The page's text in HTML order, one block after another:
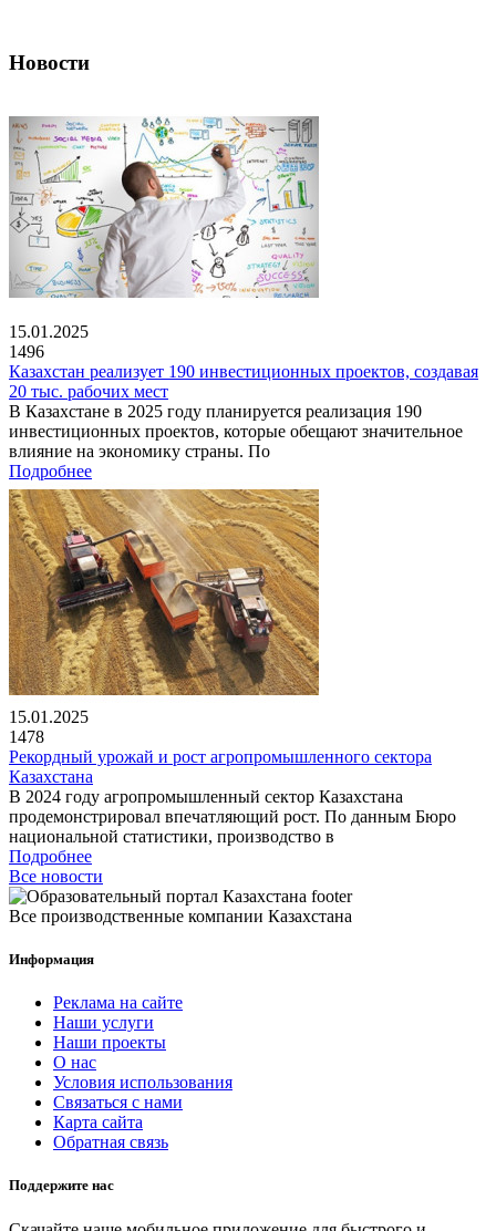
Новости
15.01.2025
1496
Казахстан реализует 190 инвестиционных проектов, создавая
20 тыс. рабочих мест
В Казахстане в 2025 году планируется реализация 190
инвестиционных проектов, которые обещают значительное
влияние на экономику страны. По
Подробнее
15.01.2025
1478
Рекордный урожай и рост агропромышленного сектора
Казахстана
В 2024 году агропромышленный сектор Казахстана
продемонстрировал впечатляющий рост. По данным Бюро
национальной статистики, производство в
Подробнее
Все новости
Все производственные компании Казахстана
Информация
Реклама на сайте
Наши услуги
Наши проекты
О нас
Условия использования
Связаться с нами
Карта сайта
Обратная связь
Поддержите нас